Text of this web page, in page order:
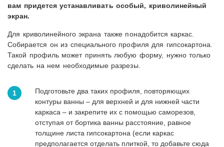
вам придется устанавливать особый, криволинейный
экран.
Для криволинейного экрана также понадобится каркас.
Собирается он из специального профиля для гипсокартона.
Такой профиль может принять любую форму, нужно только
сделать на нем необходимые разрезы.
Подготовьте два таких профиля, повторяющих
контуры ванны – для верхней и для нижней части
каркаса – и закрепите их с помощью саморезов,
отступая от бортика ванны расстояние, равное
толщине листа гипсокартона (если каркас
предполагается отделать плиткой, то добавьте сюда